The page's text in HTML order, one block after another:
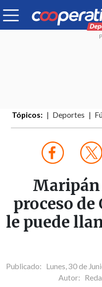
Tópicos: Deportes
proceso de
le puede
Publicado: Lunes, 30 de
Autor: